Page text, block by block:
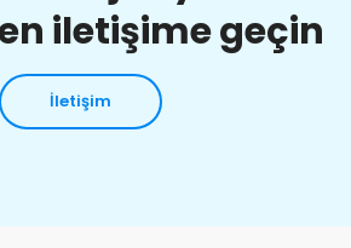
iletişime geçin
İletişim